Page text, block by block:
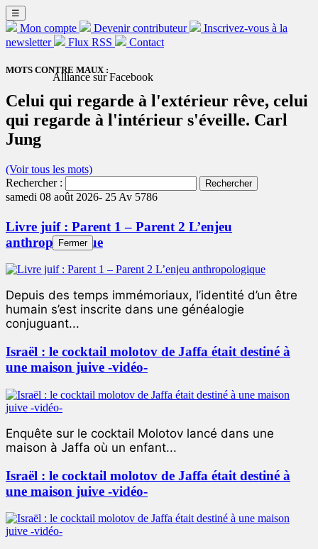
☰
Mon compte Devenir contributeur
Inscrivez-vous à la
newsletter
Flux RSS Contact
MOTS CONTRE MAUX :
Celui qui regarde à l'extérieur rêve, celui
qui regarde à l'intérieur s'éveille. Carl
Jung
(Voir tous les mots)
Rechercher :
samedi 08 août 2026- 25 Av 5786
Livre juif : Parent 1 – Parent 2 L’enjeu
anthropologique
Depuis des temps immémoriaux, l’identité d’un être
humain s’est inscrite dans une généalogie
conjuguant...
Israël : le cocktail molotov de Jaffa était destiné à
une maison juive -vidéo-
Enquête sur le cocktail Molotov lancé dans une
maison à Jaffa où un enfant...
Israël : le cocktail molotov de Jaffa était destiné à
une maison juive -vidéo-
Alliance sur Facebook
Fermer